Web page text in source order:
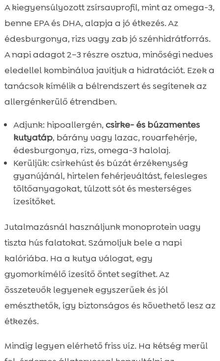
A kiegyensúlyozott zsírsavprofil, mint az omega-3,
benne EPA és DHA, alapja a jó étkezés. Az
édesburgonya, rizs vagy zab jó szénhidrátforrás.
A napi adagot 2–3 részre osztva, minőségi nedves
eledellel kombinálva javítjuk a hidratációt. Ezek a
tanácsok kímélik a bélrendszert és segítenek az
allergénkerülő étrendben.
Adjunk: hipoallergén, csirke- és búzamentes
kutyatáp, bárány vagy lazac, rovarfehérje,
édesburgonya, rizs, omega-3 halolaj.
Kerüljük: csirkehúst és búzát érzékenység
gyanújánál, hirtelen fehérjeváltást, felesleges
töltőanyagokat, túlzott sót és mesterséges
ízesítőket.
Jutalmazásnál használjunk monoprotein vagy
tiszta hús falatokat. Számoljuk bele a napi
kalóriába. Ha a kutya válogat, egy
gyomorkímélő ízesítő öntet segíthet. Az
összetevők legyenek egyszerűek és jól
emészthetők, így biztonságos és követhető lesz az
étkezés.
Mindig legyen elérhető friss víz. Ha kétség merül